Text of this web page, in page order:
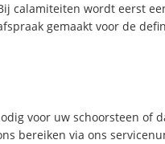
calamiteiten wordt eerst
gemaakt voor de
voor uw schoorsteen of
bereiken via ons